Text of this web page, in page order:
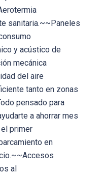
sanitaria.~~Paneles
y acústico de
mecánica
del aire
tanto en zonas
pensado para
a ahorrar mes
primer
en
al